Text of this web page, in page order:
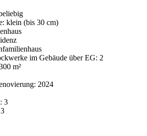
klein (bis 30 cm)
im Gebäude über EG: 2
m²
2024
3